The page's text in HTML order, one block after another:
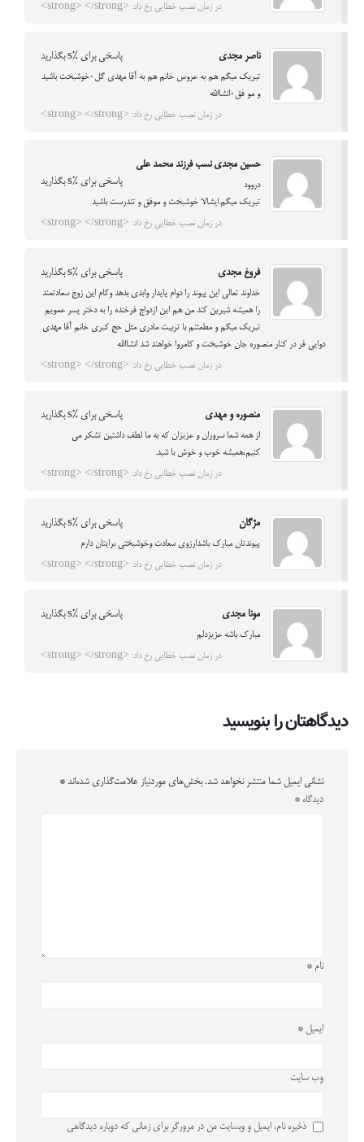
در زمان نصب خطایی رخ داد: <strong> </strong>
ناصر مجدی پاسخی برای %s بگذارید
تبریک میگم هم به عروس خانم هم به آقا مهدی گل۰خوشبخت باشید
و مو فق۰انشاالله
در زمان نصب خطایی رخ داد: <strong> </strong>
حسین مجدی نسب فرزند محمد علی
پاسخی برای %s بگذارید
دروود
تبریک میگم.ایشالا خوشبخت و موفق و تندرست باشید
در زمان نصب خطایی رخ داد: <strong> </strong>
فروغ مجدی پاسخی برای %s بگذارید
خداوند تعالی این پیوند را دوام پایدار وابدی بدهد وکام این زوج سعادتمند
را همیشه شیرین کند من هم این ازدواج فرخنده را به دختر پسر عمویم
تبریک میگم و مطمئنم با تربیت مادری مثل حج کبری خانم آقا مهدی
دوایی فر در کنار منصوره جان خوشبخت و کامروا خواهند شد انشاالله
در زمان نصب خطایی رخ داد: <strong> </strong>
منصوره و مهدی پاسخی برای %s بگذارید
از همه شما سروران و عزیزان که به ما لطف داشتین تشکر می
کنیم،همیشه خوب و خوش با شید.
در زمان نصب خطایی رخ داد: <strong> </strong>
مژگان پاسخی برای %s بگذارید
پیوندتان مبارک باشدارزوی سعادت وخوشبختی برایتان دارم
در زمان نصب خطایی رخ داد: <strong> </strong>
مونا مجدی پاسخی برای %s بگذارید
مبارک باشه عزیزدلم
در زمان نصب خطایی رخ داد: <strong> </strong>
دیدگاهتان را بنویسید
نشانی ایمیل شما منتشر نخواهد شد. بخش‌های موردنیاز علامت‌گذاری شده‌اند *
دیدگاه *
نام *
ایمیل *
وب‌ سایت
ذخیره نام، ایمیل و وبسایت من در مرورگر برای زمانی که دوباره دیدگاهی